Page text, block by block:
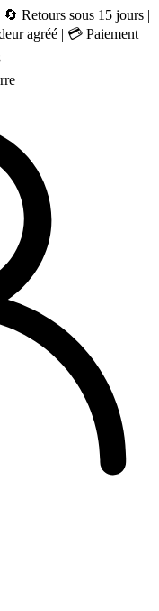
Retours sous 15 jours |
agréé | 💳 Paiement